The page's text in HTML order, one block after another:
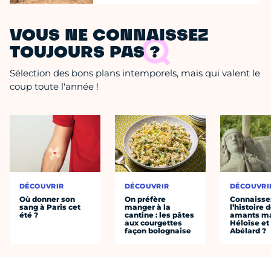
VOUS NE CONNAISSEZ
TOUJOURS PAS ?
Sélection des bons plans intemporels, mais qui valent le
coup toute l'année !
DÉCOUVRIR
Où donner son
sang à Paris cet
été ?
DÉCOUVRIR
On préfère
manger à la
cantine : les pâtes
aux courgettes
façon bolognaise
l’histoire
amants
Héloïse et
Abélard ?